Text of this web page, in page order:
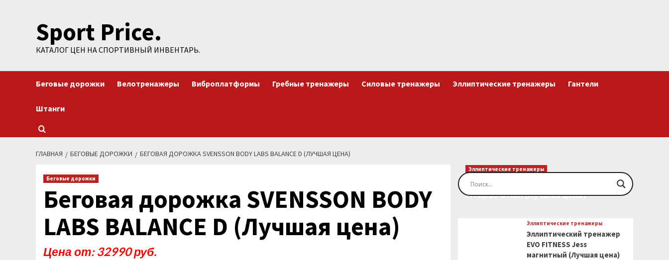
содержимомуSport Price.
КАТАЛОГ ЦЕН НА СПОРТИВНЫЙ ИНВЕНТАРЬ.
Беговые дорожки Велотренажеры Виброплатформы Гребные тренажеры Силовые тренажеры Эллиптические тренажеры Гантели
Штанги
ГЛАВНАЯ БЕГОВЫЕ ДОРОЖКИ БЕГОВАЯ ДОРОЖКА SVENSSON BODY LABS BALANCE D (ЛУЧШАЯ ЦЕНА)
Беговые дорожки
Беговая дорожка SVENSSON BODY
LABS BALANCE D (Лучшая цена)
Цена от: 32990 руб.
Эллиптические тренажеры
Эллиптический тренажер EVO
FITNESS Orion (Лучшая цена)
Эллиптические тренажеры
Эллиптический тренажер
EVO FITNESS Jess
магнитный (Лучшая цена)